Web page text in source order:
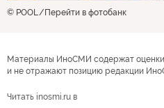
© POOL Перейти в фотобанк
Материалы ИноСМИ содержат
и не отражают позицию редакции
Читать inosmi.ru в